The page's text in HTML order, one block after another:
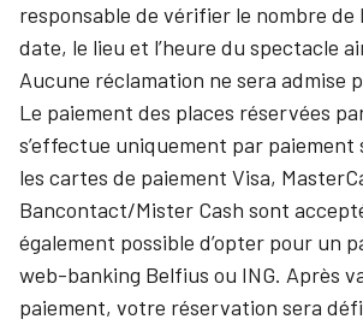
responsable de vérifier le nombre de
date, le lieu et l’heure du spectacle
Aucune réclamation ne sera admise
Le paiement des places réservées
s’effectue uniquement par paiement
les cartes de paiement Visa,
Bancontact/Mister Cash sont
également possible d’opter pour un
web-banking Belfius ou ING. Après
paiement, votre réservation sera